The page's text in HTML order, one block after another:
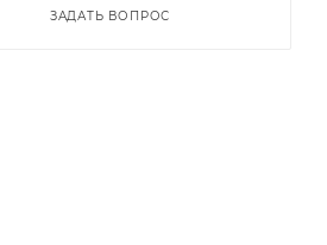
ЗАДАТЬ ВОПРОС